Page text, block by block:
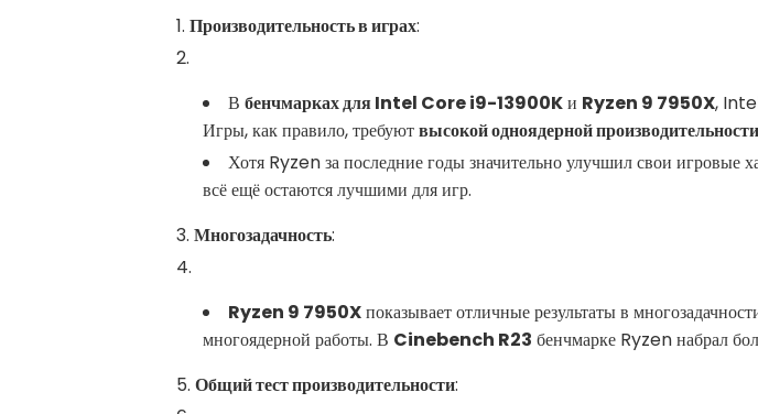
Производительность в играх:
В бенчмарках для Intel Core i9-13900Kи Ryzen 9 7950X,
Игры, как правило, требуютвысокой одноядерной производительности
Хотя Ryzen за последние годы значительно улучшил свои
всё ещё остаются лучшими для игр.
Многозадачность:
Ryzen 9 7950Xпоказывает отличные результаты в
многоядерной работы. В Cinebench R23 бенчмарке Ryzen набрал
Общий тест производительности: